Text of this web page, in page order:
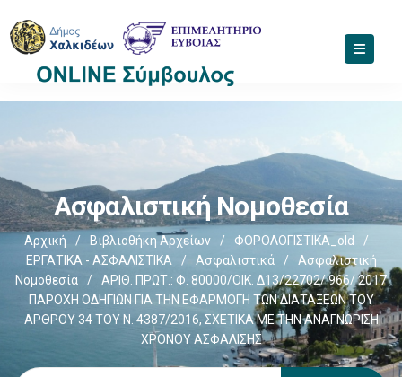
Ασφαλιστική Νομοθεσία
Αρχική / Βιβλιοθήκη Αρχείων / ΦΟΡΟΛΟΓΙΣΤΙΚΑ_old
/
ΕΡΓΑΤΙΚΑ - ΑΣΦΑΛΙΣΤΙΚΑ
/ Ασφαλιστικά /
Ασφαλιστική
Νομοθεσία
/
ΑΡΙΘ. ΠΡΩΤ.: Φ. 80000/ΟΙΚ. Δ13/22702/ 966/ 2017
ΠΑΡΟΧΗ ΟΔΗΓΙΩΝ ΓΙΑ ΤΗΝ ΕΦΑΡΜΟΓΗ ΤΩΝ ΔΙΑΤΑΞΕΩΝ ΤΟΥ
ΑΡΘΡΟΥ 34 ΤΟΥ Ν. 4387/2016, ΣΧΕΤΙΚΑ ΜΕ ΤΗΝ ΑΝΑΓΝΩΡΙΣΗ
ΧΡΟΝΟΥ ΑΣΦΑΛΙΣΗΣ